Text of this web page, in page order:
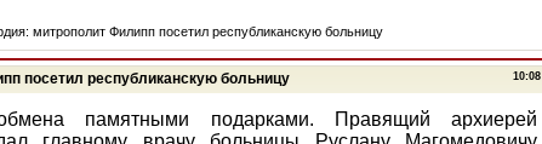
митрополит Филипп посетил республиканскую больницу
10:08
посетил республиканскую больницу
памятными подарками. Правящий архиерей